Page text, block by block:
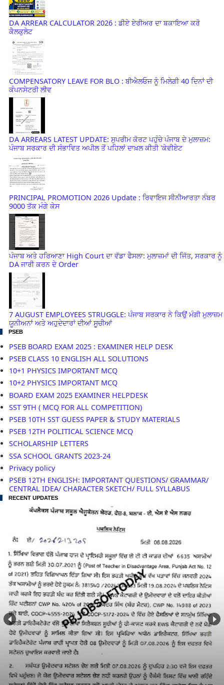
DA ARREAR CALCULATOR 2026 : ਡੀਏ ਏਰੀਅਰ ਦਾ ਬਕਾਇਆ ਕਰੋ
ਕੈਲਕੁਲੇਟ
COMPENSATORY LEAVE FOR BLO : ਬੀਐਲਓਜ ਨੂੰ ਮਿਲੇਗੀ 40 ਦਿਨਾਂ ਦੀ
ਕੰਪਨਸੇਟਰੀ ਲੀਵ
DA ARREARS LATEST UPDATE: ਸੁਪਰੀਮ ਕੋਰਟ ਪਹੁੰਚੇ ਪੰਜਾਬ ਦੇ ਮੁਲਾਜ਼ਮ:
ਪੰਜਾਬ ਸਰਕਾਰ ਦੀ ਸੰਭਾਵਿਤ ਅਪੀਲ ਤੋਂ ਪਹਿਲਾਂ ਦਾਖ਼ਲ ਕੀਤੀ 'ਕੇਵੀਏਟ
PRINCIPAL PROMOTION 2026 Update : ਰਿਵਾਇਜ ਸੀਨੀਆਰਤਾ ਨੰਬਰ
9000 ਤੱਕ ਮੰਗੇ ਕੇਸ
ਪੰਜਾਬ ਅਤੇ ਹਰਿਆਣਾ High Court ਦਾ ਵੱਡਾ ਫੈਸਲਾ: ਮੁਲਾਜ਼ਮਾਂ ਦੀ ਜਿੱਤ, ਸਰਕਾਰ ਨੂੰ
DA ਜਾਰੀ ਕਰਨ ਦੇ Order
7 AUGUST EMPLOYEES STRUGGLE: ਪੰਜਾਬ ਸਰਕਾਰ ਨੇ ਕਿਉਂ ਮੰਗੀ ਮੁਲਾਜ਼ਮ
ਯੂਨੀਅਨਾਂ ਅਤੇ ਅਹੁਦੇਦਾਰਾਂ ਦੀਆਂ ਸੂਚੀਆਂ
PSEB
PSEB BOARD EXAM 2025 : EXAMINER HELP DESK
PSEB CLASS 10 ENGLISH ALL SOLUTIONS
10+1 PHYSICS IMPORTANT MCQ
10+2 PHYSICS IMPORTANT MCQ
BOARD EXAM 2025 EXAMINER HELPDESK
SST 9TH ( MCQ FOR ALL COMPETITION)
PSEB 10TH SST GUESS PAPER & STUDY MATERIALS
PSEB 12TH POLITICAL SCIENCE MCQ
SCHOLARSHIP LETTERS
SSA SCHOOL GRANTS 2023-24
Privacy policy
PSEB 12TH ENGLISH: IMPORTANT QUESTIONS/ GRAMMAR/
CENTRAL IDEA/ CHARACTER SKETCH/ FULL SYLLABUS
RECENT UPDATES